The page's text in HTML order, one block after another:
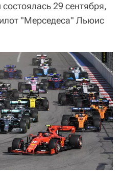
29 сентября,
"Мерседеса" Льюис